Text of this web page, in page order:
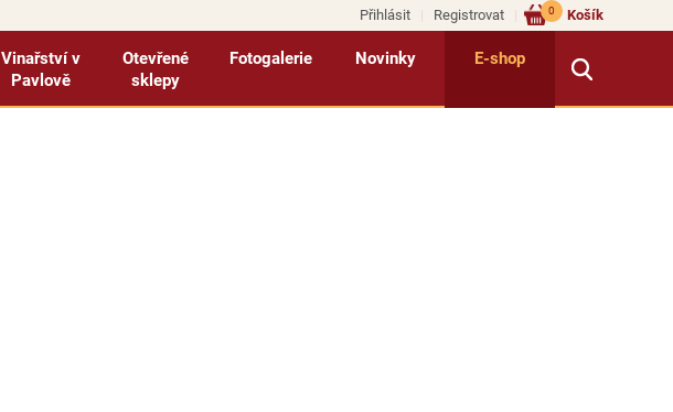
Přihlásit Registrovat Košík
0
Vinařství v
Pavlově
Otevřené
sklepy
Fotogalerie Novinky E-shop